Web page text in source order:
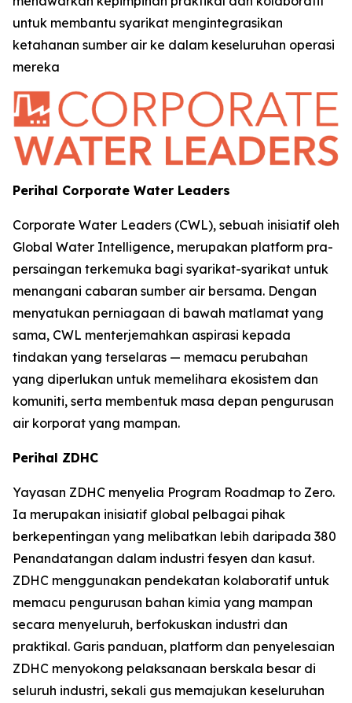
untuk membantu syarikat mengintegrasikan
ketahanan sumber air ke dalam keseluruhan operasi
mereka
Perihal Corporate Water Leaders
Corporate Water Leaders (CWL), sebuah inisiatif oleh
Global Water Intelligence, merupakan platform pra-
persaingan terkemuka bagi syarikat-syarikat untuk
menangani cabaran sumber air bersama. Dengan
menyatukan perniagaan di bawah matlamat yang
sama, CWL menterjemahkan aspirasi kepada
tindakan yang terselaras — memacu perubahan
yang diperlukan untuk memelihara ekosistem dan
komuniti, serta membentuk masa depan pengurusan
air korporat yang mampan.
Perihal ZDHC
Yayasan ZDHC menyelia Program Roadmap to Zero.
Ia merupakan inisiatif global pelbagai pihak
berkepentingan yang melibatkan lebih daripada 380
Penandatangan dalam industri fesyen dan kasut.
ZDHC menggunakan pendekatan kolaboratif untuk
memacu pengurusan bahan kimia yang mampan
secara menyeluruh, berfokuskan industri dan
praktikal. Garis panduan, platform dan penyelesaian
ZDHC menyokong pelaksanaan berskala besar di
seluruh industri, sekali gus memajukan keseluruhan